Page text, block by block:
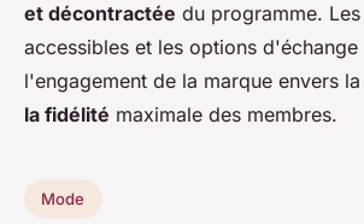
et décontractée du programme.
accessibles et les options
l'engagement de la marque envers la
la fidélité maximale des membres.
Mode